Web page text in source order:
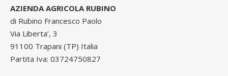
AZIENDA AGRICOLA RUBINO
di Rubino Francesco Paolo
Via Liberta’, 3
91100 Trapani (TP) Italia
Partita Iva: 03724750827